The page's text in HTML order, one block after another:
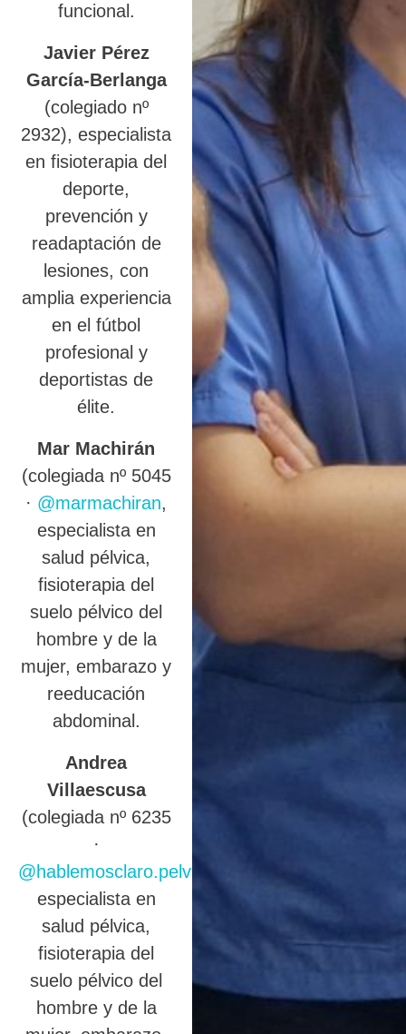
funcional.
Javier Pérez
García-Berlanga
(colegiado nº
2932), especialista
en fisioterapia del
deporte,
prevención y
readaptación de
lesiones, con
amplia experiencia
en el fútbol
profesional y
deportistas de
élite.
Mar Machirán
(colegiada nº 5045
· @marmachiran,
especialista en
salud pélvica,
fisioterapia del
suelo pélvico del
hombre y de la
mujer, embarazo y
reeducación
abdominal.
Andrea
Villaescusa
(colegiada nº 6235
·
@hablemosclaro.pelvic
),
especialista en
salud pélvica,
fisioterapia del
suelo pélvico del
hombre y de la